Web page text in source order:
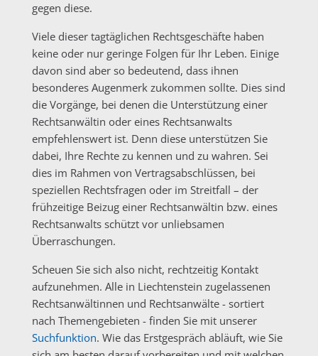
gegen diese.
Viele dieser tagtäglichen Rechtsgeschäfte haben
keine oder nur geringe Folgen für Ihr Leben. Einige
davon sind aber so bedeutend, dass ihnen
besonderes Augenmerk zukommen sollte. Dies sind
die Vorgänge, bei denen die Unterstützung einer
Rechtsanwältin oder eines Rechtsanwalts
empfehlenswert ist. Denn diese unterstützen Sie
dabei, Ihre Rechte zu kennen und zu wahren. Sei
dies im Rahmen von Vertragsabschlüssen, bei
speziellen Rechtsfragen oder im Streitfall – der
frühzeitige Beizug einer Rechtsanwältin bzw. eines
Rechtsanwalts schützt vor unliebsamen
Überraschungen.
Scheuen Sie sich also nicht, rechtzeitig Kontakt
aufzunehmen. Alle in Liechtenstein zugelassenen
Rechtsanwältinnen und Rechtsanwälte - sortiert
nach Themengebieten - finden Sie mit unserer
Suchfunktion. Wie das Erstgespräch abläuft, wie Sie